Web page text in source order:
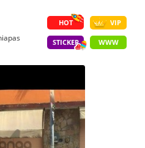
HOT VIP
STICKER WWW